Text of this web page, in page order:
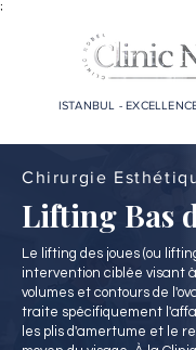
;
ISTANBUL -
Chirurgie
Lifting Bas
Le lifting des joues (ou
intervention ciblée visant
volumes et contours de
traite spécifiquement
les plis d'amertume et le